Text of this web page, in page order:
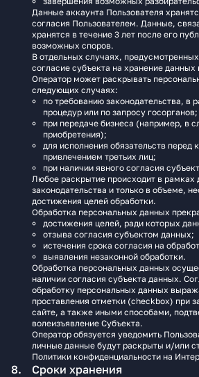
Данные аккаунта Пользователя
согласия Пользователем. Данные,
хранятся в течение 3 лет после его
возможных споров.
В отдельных случаях,
согласие субъекта на хранение
Оператор может раскрывать
следующих случаях:
по требованию законодательства, в
процедур или по запросу госорганов;
при передаче бизнеса (например, в
приобретения);
для исполнения обязательств перед
привлечением третьих лиц;
при наличии явного согласия
Любое раскрытие происходит в рамках
законодательства и только в объеме,
достижения целей обработки.
Обработка персональных данных
достижения целей, ради которых
отзыва согласия субъектом данных;
истечения срока согласия на
выявления незаконной обработки.
Обработка персональных данных
наличии согласия субъекта данных.
обработку персональных данных
проставления отметки (checkbox) при
сайте, а также иными способами,
волеизъявление Субъекта.
Оператор обязуется уведомить
личные данные будут раскрыты и/или
Политики конфиденциальности на
Сроки хранения